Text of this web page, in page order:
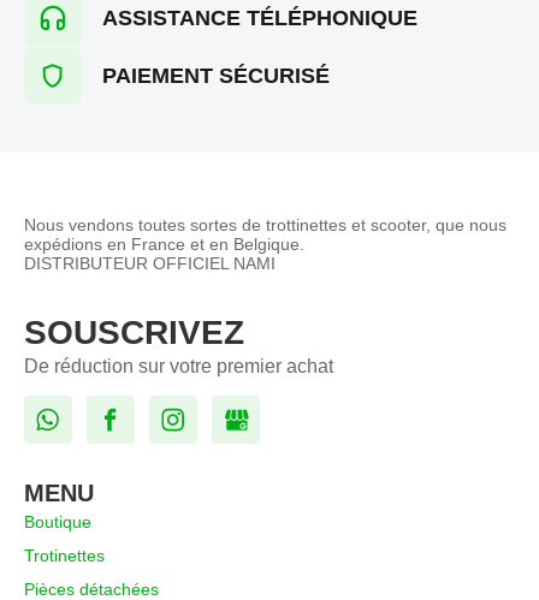
ASSISTANCE TÉLÉPHONIQUE
PAIEMENT SÉCURISÉ
Nous vendons toutes sortes de trottinettes et scooter, que nous
expédions en France et en Belgique.
DISTRIBUTEUR OFFICIEL NAMI
MENU
Boutique
Trotinettes
Pièces détachées
SOUSCRIVEZ
De réduction sur votre premier achat